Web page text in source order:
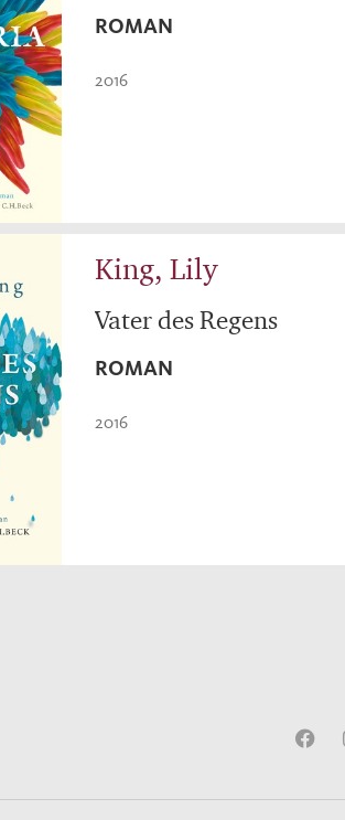
ROMAN
2016
King, Lily
Vater des Regens
ROMAN
2016